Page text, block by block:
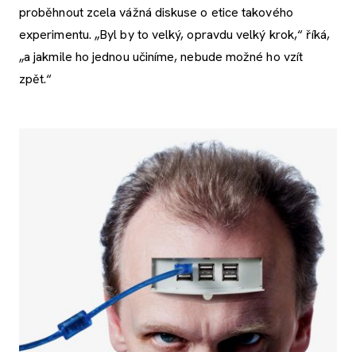
proběhnout zcela vážná diskuse o etice takového
experimentu. „Byl by to velký, opravdu velký krok,“ říká,
„a jakmile ho jednou učiníme, nebude možné ho vzít
zpět.“